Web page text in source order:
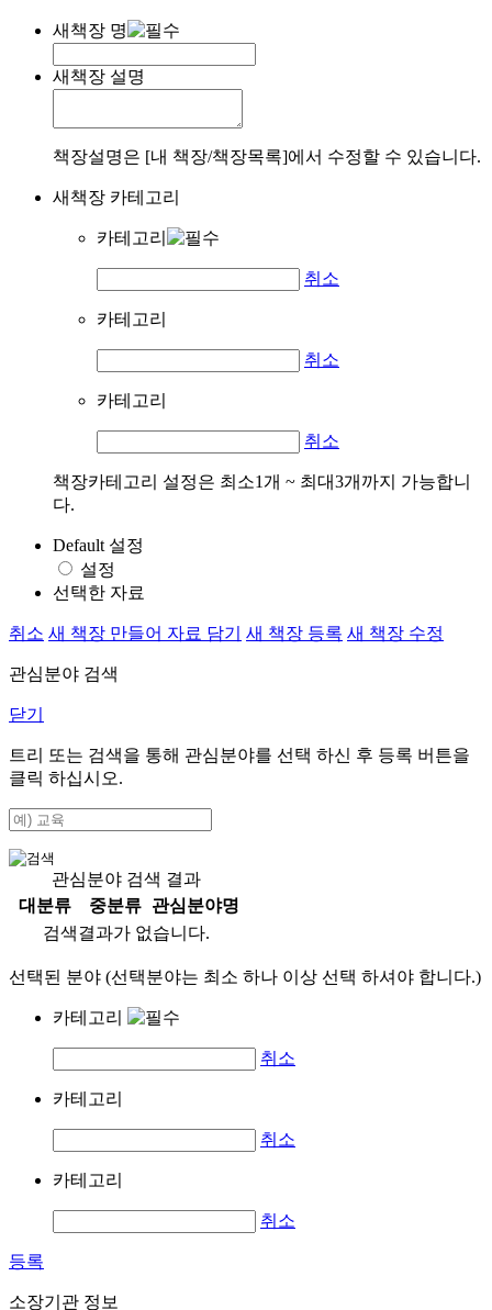
새책장 명
새책장 설명
책장설명은 [내 책장/책장목록]에서 수정할 수 있습니다.
새책장 카테고리
카테고리
취소
카테고리
취소
카테고리
취소
책장카테고리 설정은 최소1개 ~ 최대3개까지 가능합니
다.
Default 설정
설정
선택한 자료
취소 새 책장 만들어 자료 담기 새 책장 등록 새 책장 수정
관심분야 검색
닫기
트리 또는 검색을 통해 관심분야를 선택 하신 후 등록 버튼을
클릭 하십시오.
관심분야 검색 결과
대분류
중분류
관심분야명
검색결과가 없습니다.
선택된 분야 (선택분야는 최소 하나 이상 선택 하셔야 합니다.)
카테고리
취소
카테고리
취소
카테고리
취소
등록
소장기관 정보